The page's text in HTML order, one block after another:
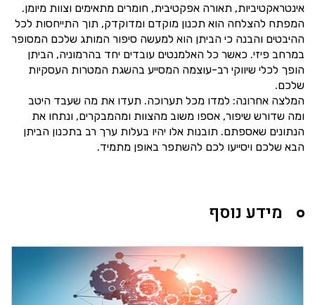
אינטראקטיביות, תאורה אפקטיבית, חומרים מתאימים וצוות מיומן.
המפתח להצלחה הוא תכנון מוקדם ומדוקדק, תוך התייחסות לכל
ההיבטים והבנה כי הביתן הוא למעשה סיפור המותג שלכם המסופר
במרחב פיזי. כאשר כל האלמנטים עובדים יחד בהרמוניה, הביתן
הופך לכלי שיווקי רב-עוצמה המסייע בהשגת המטרות העסקיות
שלכם.
המלצה אחרונה: למדו מכל תערוכה. תעדו את מה שעבד היטב
ומה שדורש שיפור, אספו משוב מהצוות ומהמבקרים, ונתחו את
הנתונים שאספתם. תובנות אלו יהיו בעלות ערך רב בתכנון הביתן
הבא שלכם ויסייעו לכם להשתפר באופן מתמיד.
מידע נוסף